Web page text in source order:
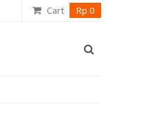
Cart Rp 0